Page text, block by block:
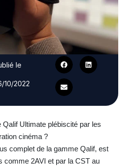
le
10/2022
Ultimate plébiscité par les
cinéma ?
complet de la gamme Qalif, est
comme 2AVI et par la CST au